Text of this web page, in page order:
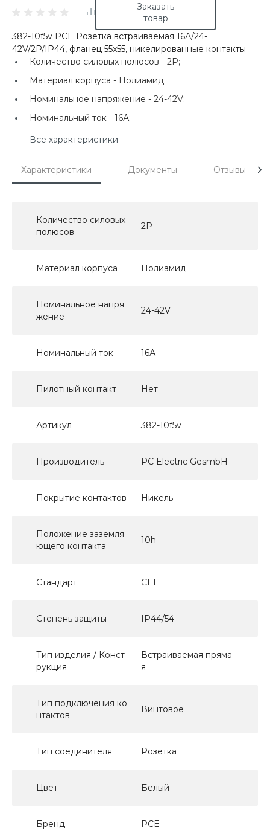
Заказать
товар
382-10f5v PCE Розетка встраиваемая 16А/24-
42V/2P/IP44, фланец 55х55, никелированные контакты
Количество силовых полюсов - 2P;
Материал корпуса - Полиамид;
Номинальное напряжение - 24-42V;
Номинальный ток - 16А;
Все характеристики
Характеристики Документы Отзывы
Количество силовых
полюсов
2P
Материал корпуса Полиамид
Номинальное напря
жение
24-42V
Номинальный ток 16А
Пилотный контакт Нет
Артикул 382-10f5v
Производитель PC Electric GesmbH
Покрытие контактов Никель
Положение заземля
ющего контакта
10h
Стандарт CEE
Степень защиты IP44/54
Тип изделия / Конст
рукция
Встраиваемая пряма
я
Тип подключения ко
нтактов
Винтовое
Тип соединителя Розетка
Цвет Белый
Бренд PCE